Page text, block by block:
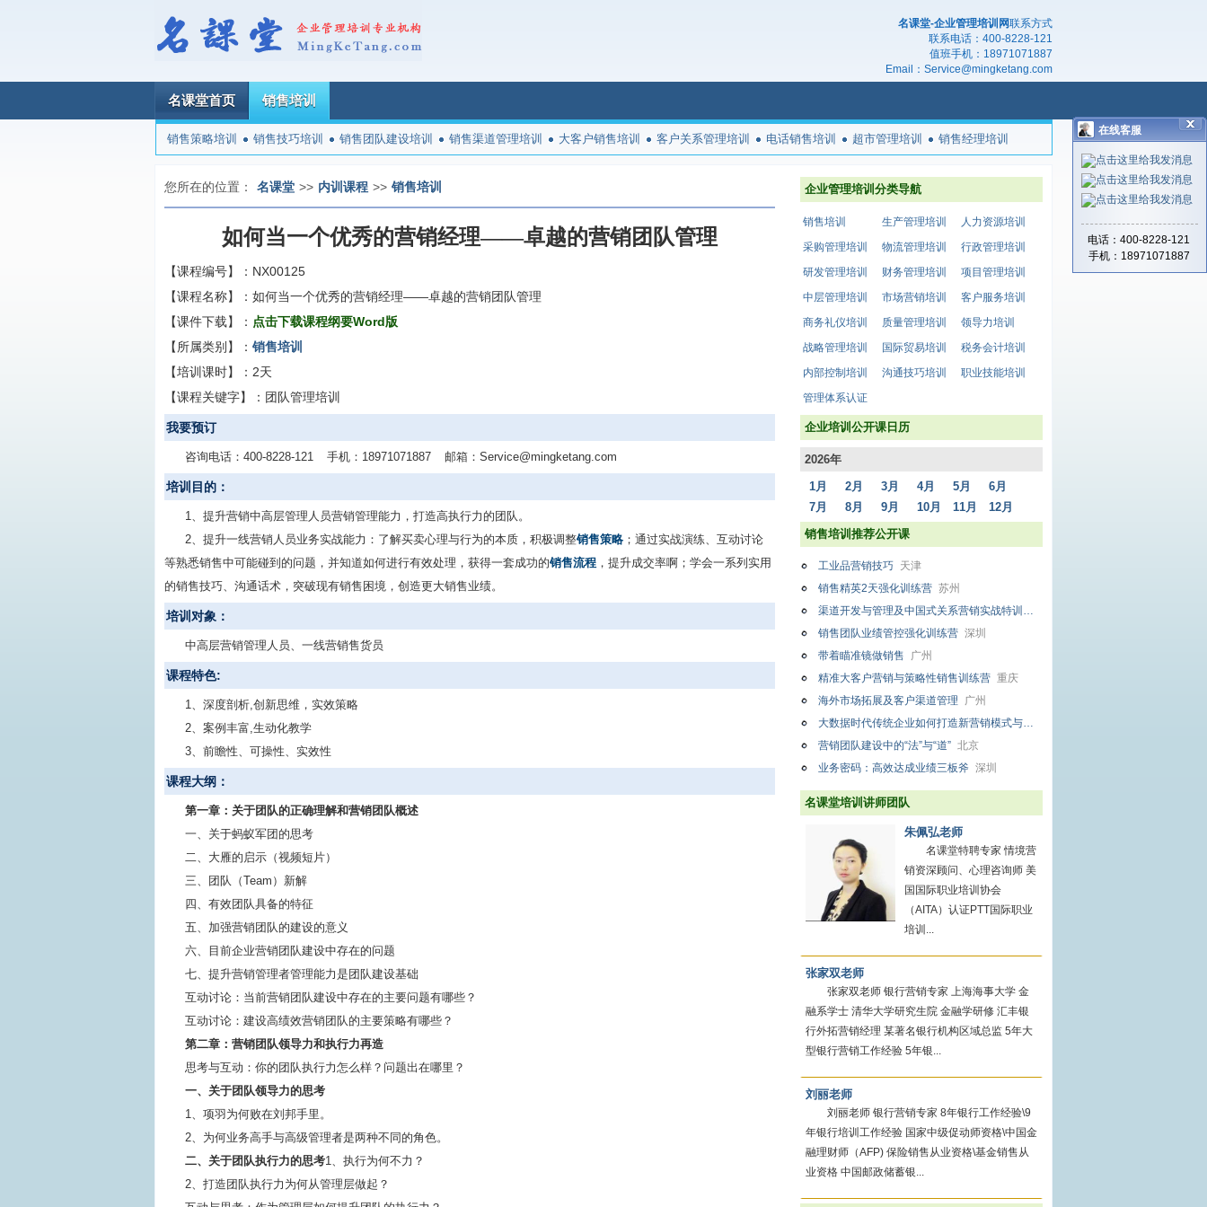
名课堂-企业管理培训网联系方式
联系电话： 400-8228-121
值班手机： 18971071887
Email： Service@mingketang.com
名课堂首页 销售培训
销售策略培训 销售技巧培训 销售团队建设培训 销售渠道管理培训 大客户销售培训 客户关系管理培训 电话销售培训 超市管理培训 销售经理培训
您所在的位置： 名课堂 >> 内训课程 >> 销售培训
如何当一个优秀的营销经理——卓越的营销团队管理
【课程编号】： NX00125
【课程名称】： 如何当一个优秀的营销经理——卓越的营销团队管理
【课件下载】： 点击下载课程纲要Word版
【所属类别】： 销售培训
【培训课时】： 2天
【课程关键字】： 团队管理培训
我要预订
咨询电话：400-8228-121 手机： 18971071887 邮箱：Service@mingketang.com
培训目的：
1、提升营销中高层管理人员营销管理能力，打造高执行力的团队。
2、提升一线营销人员业务实战能力：了解买卖心理与行为的本质，积极调整销售策略 ；通过实战演练、互动讨论
等熟悉销售中可能碰到的问题，并知道如何进行有效处理，获得一套成功的销售流程 ，提升成交率啊；学会一系列实用
的销售技巧、沟通话术，突破现有销售困境，创造更大销售业绩。
培训对象：
中高层营销管理人员、一线营销售货员
课程特色:
1、深度剖析,创新思维，实效策略
2、案例丰富,生动化教学
3、前瞻性、可操性、实效性
课程大纲：
第一章：关于团队的正确理解和营销团队概述
一、关于蚂蚁军团的思考
二、大雁的启示（视频短片）
三、团队（Team）新解
四、有效团队具备的特征
五、加强营销团队的建设的意义
六、目前企业营销团队建设中存在的问题
七、提升营销管理者管理能力是团队建设基础
互动讨论：当前营销团队建设中存在的主要问题有哪些？
互动讨论：建设高绩效营销团队的主要策略有哪些？
第二章：营销团队领导力和执行力再造
思考与互动：你的团队执行力怎么样？问题出在哪里？
一、关于团队领导力的思考
1、项羽为何败在刘邦手里。
2、为何业务高手与高级管理者是两种不同的角色。
二、关于团队执行力的思考1、执行为何不力？
2、打造团队执行力为何从管理层做起？
企业管理培训分类导航
销售培训 生产管理培训
人力资源培训
采购管理培训
物流管理培训
行政管理培训
研发管理培训
财务管理培训
项目管理培训
中层管理培训
市场营销培训
客户服务培训
商务礼仪培训
质量管理培训
领导力培训
战略管理培训
国际贸易培训
税务会计培训
内部控制培训
沟通技巧培训
职业技能培训
管理体系认证
企业培训公开课日历
2026年
1月
2月 3月 4月 5月
6月
7月
8月 9月 10月 11月
12月
销售培训推荐公开课
工业品营销技巧 天津
销售精英2天强化训练营 苏州
渠道开发与管理及中国式关系营销实战特训班
销售团队业绩管控强化训练营 深圳
带着瞄准镜做销售
广州
精准大客户营销与策略性销售训练营 重庆
海外市场拓展及客户渠道管理
广州
大数据时代传统企业如何打造新营销模式与营销团队管理实务
营销团队建设中的“法”与“道” 北京
业务密码：高效达成业绩三板斧 深圳
名课堂培训讲师团队
朱佩弘老师
名课堂特聘专家 情境营
销资深顾问、心理咨询师 美
国国际职业培训协会
（AITA）认证PTT国际职业
培训...
张家双老师
张家双老师 银行营销专家 上海海事大学 金
融系学士 清华大学研究生院 金融学研修 汇丰银
行外拓营销经理 某著名银行机构区域总监 5年大
型银行营销工作经验 5年银...
刘丽老师
刘丽老师 银行营销专家 8年银行工作经验\9
年银行培训工作经验 国家中级促动师资格\中国金
融理财师（AFP) 保险销售从业资格\基金销售从
业资格 中国邮政储蓄银...
在线客服
电话：400-8228-121
手机：18971071887